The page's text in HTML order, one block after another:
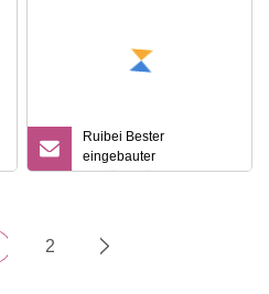
Ruibei Bester
eingebauter
Getränkekühlschrank
Kaltgetränkekühlschrank
2